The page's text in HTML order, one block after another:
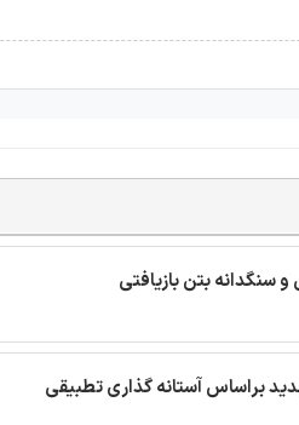
و سنگدانه بتن بازیافتی